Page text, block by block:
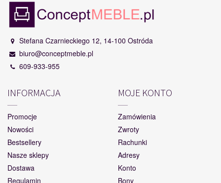
Stefana Czarnieckiego 12, 14-100 Ostróda
biuro@conceptmeble.pl
609-933-955
INFORMACJA
Promocje
Nowości
Bestsellery
Nasze sklepy
Dostawa
Regulamin
MOJE KONTO
Zamówienia
Zwroty
Rachunki
Adresy
Konto
Bony